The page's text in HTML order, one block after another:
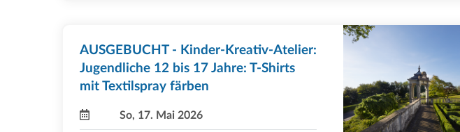
AUSGEBUCHT - Kinder-Kreativ-Atelier:
Jugendliche 12 bis 17 Jahre: T-Shirts
mit Textilspray färben
So, 17. Mai 2026